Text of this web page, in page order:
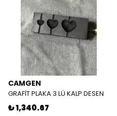
CAMGEN
GRAFİT PLAKA 3 LÜ KALP DESEN
₺ 1,340.67